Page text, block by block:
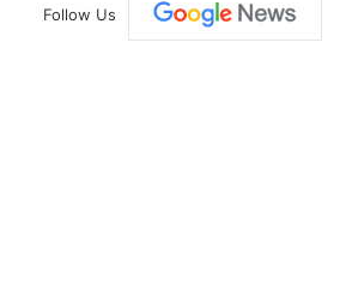
Follow Us